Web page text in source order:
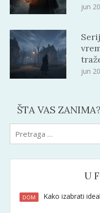
jun
jun
ŠTA VAS ZANIMA?
U
DOM
Kako izabrati